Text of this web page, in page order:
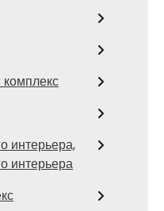
интерьера,
интерьера